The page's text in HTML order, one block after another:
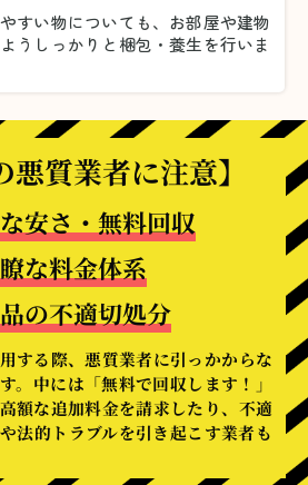
すい物についても、お部屋や建物
うしっかりと梱包・養生を行いま
悪質業者に注意】
安さ・無料回収
な料金体系
の不適切処分
する際、悪質業者に引っかからな
。中には「無料で回収します！」
額な追加料金を請求したり、不適
法的トラブルを引き起こす業者も